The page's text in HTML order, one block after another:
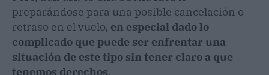
preparándose para una posible cancelación o
retraso en el vuelo, en especial dado lo
complicado que puede ser enfrentar una
situación de este tipo sin tener claro a que
tenemos derechos.